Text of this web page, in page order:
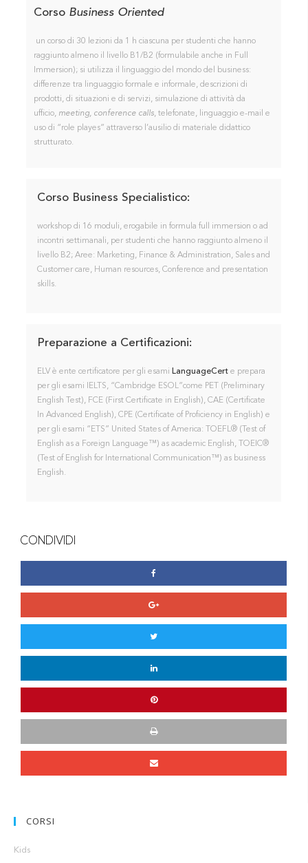
Corso Business Oriented
un corso di 30 lezioni da 1 h ciascuna per studenti che hanno
raggiunto almeno il livello B1/B2 (formulabile anche in Full
Immersion); si utilizza il linguaggio del mondo del business:
differenze tra linguaggio formale e informale, descrizioni di
prodotti, di situazioni e di servizi, simulazione di attività da
ufficio, meeting, conference calls, telefonate, linguaggio e-mail e
uso di “role playes” attraverso l’ausilio di materiale didattico
strutturato.
Corso Business Specialistico:
workshop di 16 moduli, erogabile in formula full immersion o ad
incontri settimanali, per studenti che hanno raggiunto almeno il
livello B2; Aree: Marketing, Finance & Administration, Sales and
Customer care, Human resources, Conference and presentation
skills.
Preparazione a Certificazioni:
ELV è ente certificatore per gli esami LanguageCert e prepara
per gli esami IELTS, “Cambridge ESOL”come PET (Preliminary
English Test), FCE (First Certificate in English), CAE (Certificate
In Advanced English), CPE (Certificate of Proficiency in English) e
per gli esami “ETS” United States of America: TOEFL® (Test of
English as a Foreign Language™) as academic English, TOEIC®
(Test of English for International Communication™) as business
English.
CONDIVIDI
CORSI
Kids